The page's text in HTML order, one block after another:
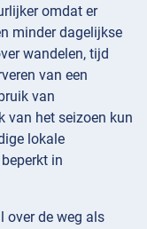
omdat er
minder dagelijkse
wandelen, tijd
van een
van
van het seizoen kun
lokale
in
over de weg als